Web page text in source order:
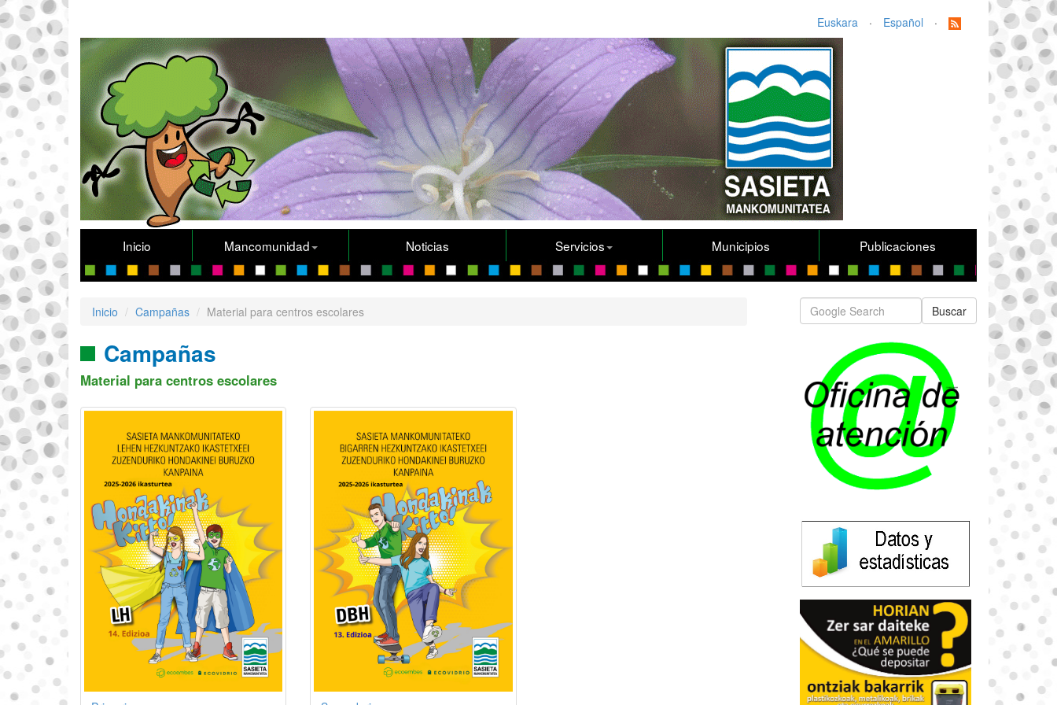
Euskara · Español ·
Inicio Mancomunidad Noticias Servicios Municipios Publicaciones
Inicio Campañas Material para centros escolares
Campañas
Material para centros escolares
Buscar